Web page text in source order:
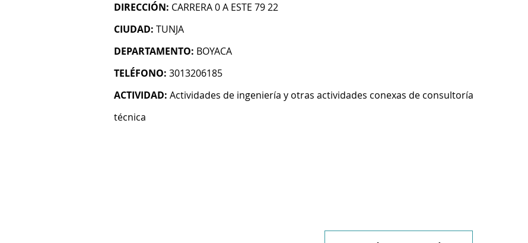
DIRECCIÓN: CARRERA 0 A ESTE 79 22
CIUDAD: TUNJA
DEPARTAMENTO: BOYACA
TELÉFONO: 3013206185
ACTIVIDAD: Actividades de ingeniería y otras actividades conexas de consultoría
técnica